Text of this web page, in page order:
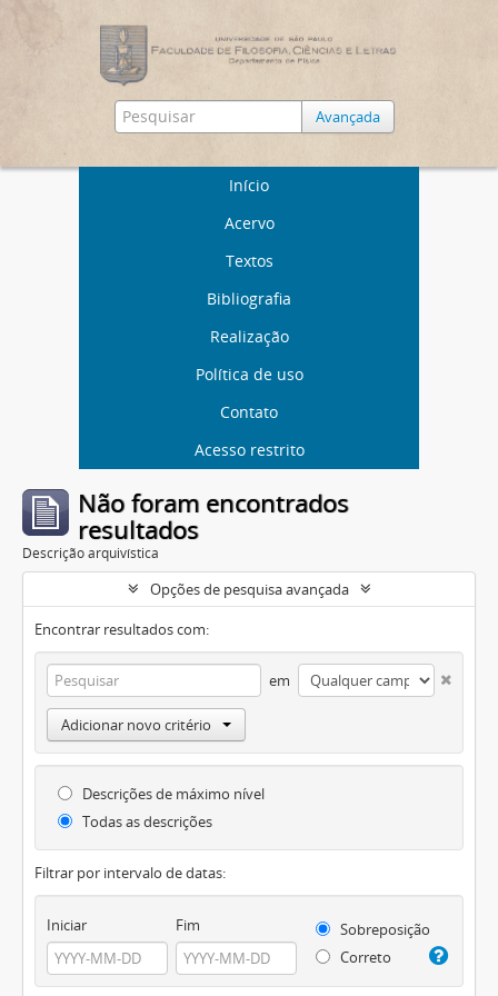
Avançada
Início
Acervo
Textos
Bibliografia
Realização
Política de uso
Contato
Acesso restrito
Não foram encontrados
resultados
Descrição arquivística
Opções de pesquisa avançada
Encontrar resultados com:
em
Adicionar novo critério
Descrições de máximo nível
Todas as descrições
Filtrar por intervalo de datas:
Iniciar Fim
Sobreposição
Correto